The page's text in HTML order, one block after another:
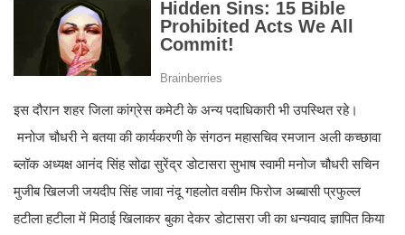
इस दौरान शहर जिला कांग्रेस कमेटी के अन्य पदाधिकारी भी उपस्थित रहे।
मनोज चौधरी ने बतया की कार्यकरणी के संगठन महासचिव रमजान अली कच्छावा
ब्लॉक अध्यक्ष आनंद सिंह सोढा सुरेंद्र डोटासरा सुभाष स्वामी मनोज चौधरी सचिन
मुजीब खिलजी जयदीप सिंह जावा नंदू गहलोत वसीम फिरोज अब्बासी प्रफुल्ल
हटीला हटीला में मिठाई खिलाकर बुका देकर डोटासरा जी का धन्यवाद ज्ञापित किया